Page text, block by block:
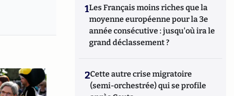
1Les Français moins riches que la
moyenne européenne pour la 3e
année consécutive : jusqu'où ira le
grand déclassement ?
2Cette autre crise migratoire
(semi-orchestrée) qui se profile